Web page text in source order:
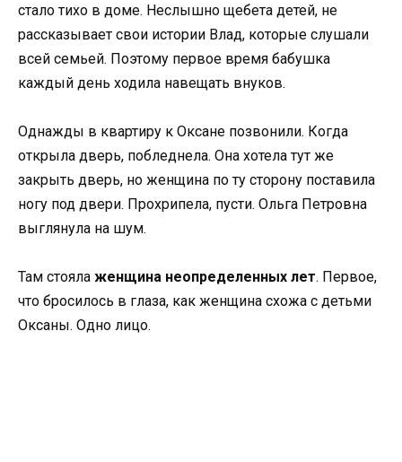
стало тихо в доме. Неслышно щебета детей, не
рассказывает свои истории Влад, которые слушали
всей семьей. Поэтому первое время бабушка
каждый день ходила навещать внуков.
Однажды в квартиру к Оксане позвонили. Когда
открыла дверь, побледнела. Она хотела тут же
закрыть дверь, но женщина по ту сторону поставила
ногу под двери. Прохрипела, пусти. Ольга Петровна
выглянула на шум.
Там стояла женщина неопределенных лет. Первое,
что бросилось в глаза, как женщина схожа с детьми
Оксаны. Одно лицо.